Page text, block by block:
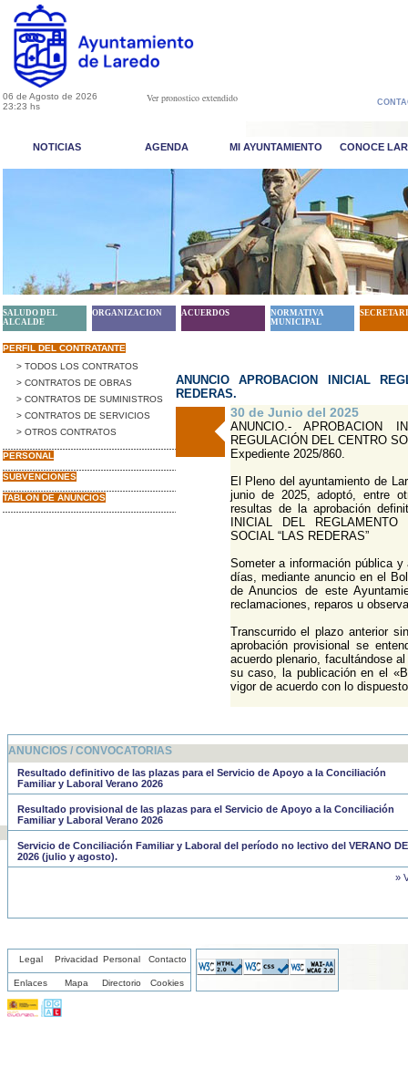
06 de Agosto de 2026
23:23 hs
Ver pronostico extendido
NOTICIAS AGENDA MI AYUNTAMIENTO CONOCE
SALUDO DEL
ALCALDE
ORGANIZACION ACUERDOS
NORMATIVA
MUNICIPAL
PERFIL DEL CONTRATANTE
> TODOS LOS CONTRATOS
> CONTRATOS DE OBRAS
> CONTRATOS DE SUMINISTROS
> CONTRATOS DE SERVICIOS
> OTROS CONTRATOS
PERSONAL
SUBVENCIONES
TABLON DE ANUNCIOS
ANUNCIO APROBACION INICIAL
REDERAS.
30 de Junio del 2025
ANUNCIO.- APROBACION
REGULACIÓN DEL CENTRO
Expediente 2025/860.
El Pleno del ayuntamiento de
junio de 2025, adoptó, entre
resultas de la aprobación
INICIAL DEL
SOCIAL “LAS REDERAS”
Someter a información pública
días, mediante anuncio en el
de Anuncios de este
reclamaciones, reparos u
Transcurrido el plazo anterior
aprobación provisional se
acuerdo plenario, facultándose
su caso, la publicación en el
vigor de acuerdo con lo
ANUNCIOS / CONVOCATORIAS
Resultado definitivo de las plazas para el Servicio de Apoyo a la Conciliación
Familiar y Laboral Verano 2026
Resultado provisional de las plazas para el Servicio de Apoyo a la Conciliación
Familiar y Laboral Verano 2026
Servicio de Conciliación Familiar y Laboral del período no lectivo del VERANO DE
2026 (julio y agosto).
»
Legal Privacidad Personal Contacto
Enlaces Mapa Directorio Cookies